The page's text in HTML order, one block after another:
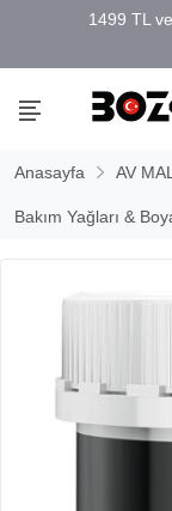
Anasayfa AV
Bakım Yağları &